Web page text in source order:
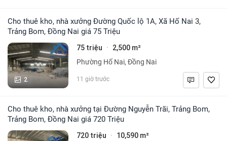
Cho thuê kho, nhà xưởng Đường Quốc lộ 1A, Xã Hố Nai 3,
Trảng Bom, Đồng Nai giá 75 Triệu
2
75 triệu · 2,500 m²
Phường Hố Nai, Đồng Nai
11 giờ trước
Cho thuê kho, nhà xưởng tại Đường Nguyễn Trãi, Trảng Bom,
Trảng Bom, Đồng Nai giá 720 Triệu
720 triệu · 10,590 m²